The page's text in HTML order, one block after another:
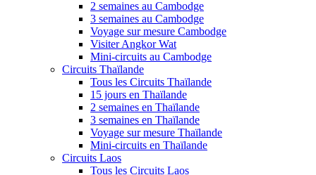
2 semaines au Cambodge
3 semaines au Cambodge
Voyage sur mesure Cambodge
Visiter Angkor Wat
Mini-circuits au Cambodge
Circuits Thaïlande
Tous les Circuits Thaïlande
15 jours en Thaïlande
2 semaines en Thaïlande
3 semaines en Thaïlande
Voyage sur mesure Thaïlande
Mini-circuits en Thaïlande
Circuits Laos
Tous les Circuits Laos